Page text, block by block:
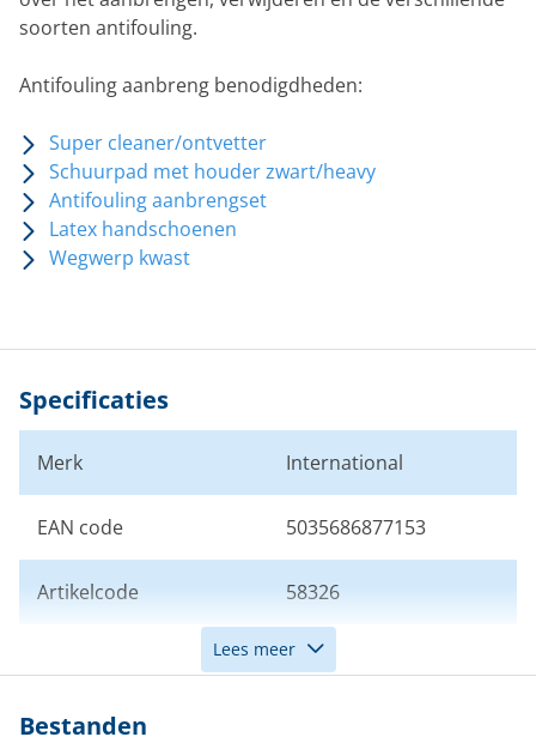
soorten antifouling.
Antifouling aanbreng benodigdheden:
Super cleaner/ontvetter
Schuurpad met houder zwart/heavy
Antifouling aanbrengset
Latex handschoenen
Wegwerp kwast
Specificaties
Merk International
EAN code 5035686877153
Artikelcode 58326
Blauw
Lees meer
Bestanden